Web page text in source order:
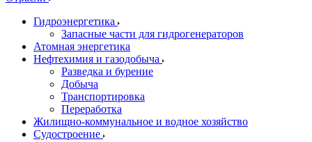
Гидроэнергетика
Запасные части для гидрогенераторов
Атомная энергетика
Нефтехимия и газодобыча
Разведка и бурение
Добыча
Транспортировка
Переработка
Жилищно-коммунальное и водное хозяйство
Судостроение